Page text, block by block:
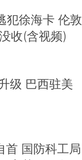
犯徐海卡 伦敦
收(含视频)
级 巴西驻美
首 国防科工局